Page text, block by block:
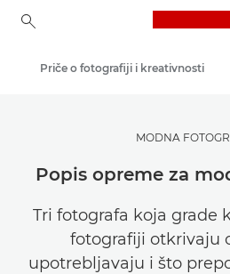
Pronađite inspiraciju | Savjeti za fotografiranje i ispisivanje te vodiči za kupce
Priče o fotografiji i kreativnosti
MODNA
Popis opreme za
Tri fotografa koja grade
fotografiji otkrivaju
upotrebljavaju i što